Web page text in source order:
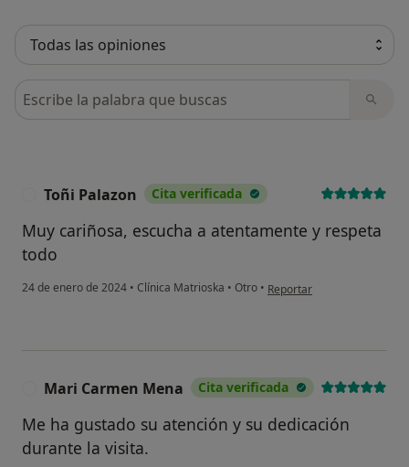
Busca en opiniones
Toñi Palazon Cita verificada
Muy cariñosa, escucha a atentamente y respeta
todo
24 de enero de 2024 • Clínica Matrioska • Otro • en opinión del usuario Toñi
Reportar
Mari Carmen Mena Cita verificada
Me ha gustado su atención y su dedicación
durante la visita.